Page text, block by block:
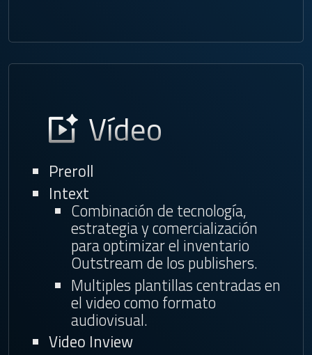
Vídeo
Preroll
Intext
Combinación de tecnología,
estrategia y comercialización
para optimizar el inventario
Outstream de los publishers.
Multiples plantillas centradas en
el video como formato
audiovisual.
Video Inview